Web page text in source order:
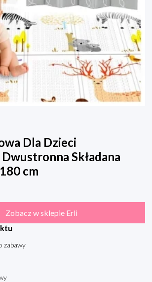
Dla Dzieci
Składana
cm
Zobacz w sklepie Erli
zabawy